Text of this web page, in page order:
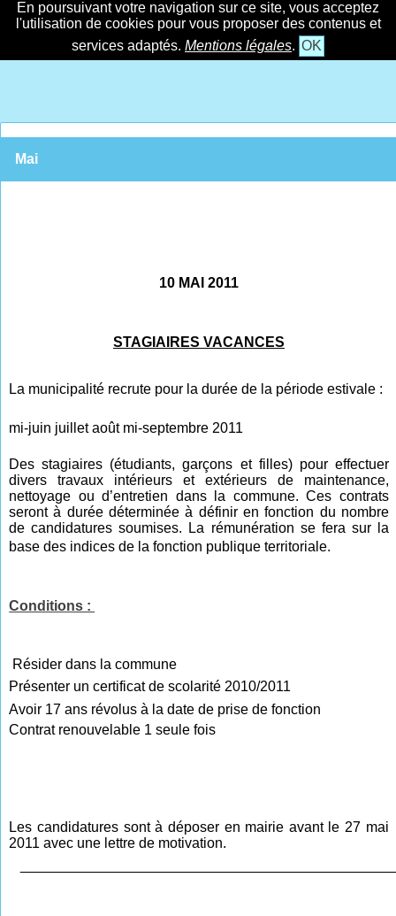
En poursuivant votre navigation sur ce site, vous acceptez
l'utilisation de cookies pour vous proposer des contenus et
services adaptés. Mentions légales. OK
Mai
10 MAI 2011
STAGIAIRES VACANCES
La municipalité recrute pour la durée de la période estivale :
mi-juin juillet août mi-septembre 2011
Des stagiaires (étudiants, garçons et filles) pour effectuer
divers travaux intérieurs et extérieurs de maintenance,
nettoyage ou d’entretien dans la commune. Ces contrats
seront à durée déterminée à définir en fonction du nombre
de candidatures soumises. La rémunération se fera sur la
base des indices de la fonction publique territoriale.
Conditions :
Résider dans la commune
Présenter un certificat de scolarité 2010/2011
Avoir 17 ans révolus à la date de prise de fonction
Contrat renouvelable 1 seule fois
Les candidatures sont à déposer en mairie avant le 27 mai
2011 avec une lettre de motivation.